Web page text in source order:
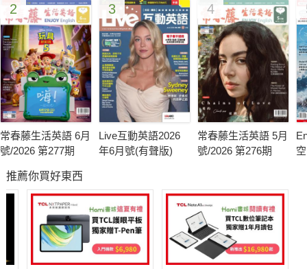
TOEIC Test 多益測驗模擬試題
2
常春藤生活英語 6月
號/2026 第277期
3
Live互動英語2026
年6月號(有聲版)
4
常春藤生活英語 5月
號/2026 第276期
推薦你買好東西